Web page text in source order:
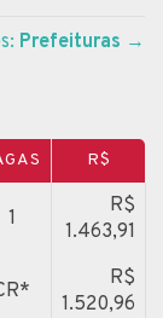
Prefeituras →
R$
1
R$
1.463,91
R$
1.520,96